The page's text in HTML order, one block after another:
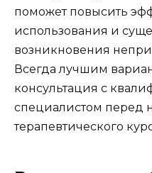
поможет повысить
использования и
возникновения
Всегда лучшим
консультация с
специалистом перед
терапевтического